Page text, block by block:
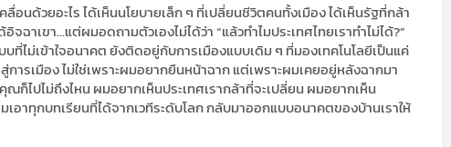
อนด้วยอะไร ได้เห็นนโยบายเล็ก ๆ ที่เปลี่ยนชีวิตคนทั้งเมือง ได้เห็นรัฐที่กล้า
ฉาเขา…แต่ผมอดถามตัวเองไม่ได้ว่า “แล้วทำไมประเทศไทยเราทำไม่ได้?”
ที่ไม่เข้าใจอนาคต ยังติดอยู่กับการเมืองแบบเดิม ๆ ที่มองเทคโนโลยีเป็นแค่
ารเมือง ไม่ใช่เพราะผมอยากยืนหน้าฉาก แต่เพราะผมเคยอยู่หลังฉากมา
ก็ไปไม่ถึงไหน ผมอยากเห็นประเทศเรากล้าที่จะเปลี่ยน ผมอยากเห็น
อาทุกบทเรียนที่ได้จากเวทีระดับโลก กลับมาออกแบบอนาคตของบ้านเราให้